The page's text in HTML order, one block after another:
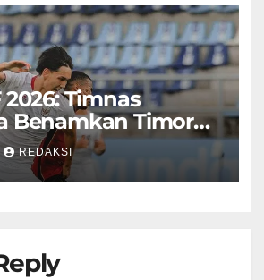
2026: Timnas
Benamkan Timor
REDAKSI